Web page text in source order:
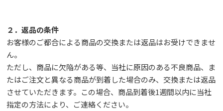
２．返品の条件
お客様のご都合による商品の交換または返品はお受けできませ
ん。
ただし、 商品に欠陥がある等、当社に原因のある不良商品、ま
たはご注文と異なる商品が到着した場合のみ、交換または返品
させていただきます。この場合、商品到着後1週間以内に当社
指定の方法により、ご連絡ください。